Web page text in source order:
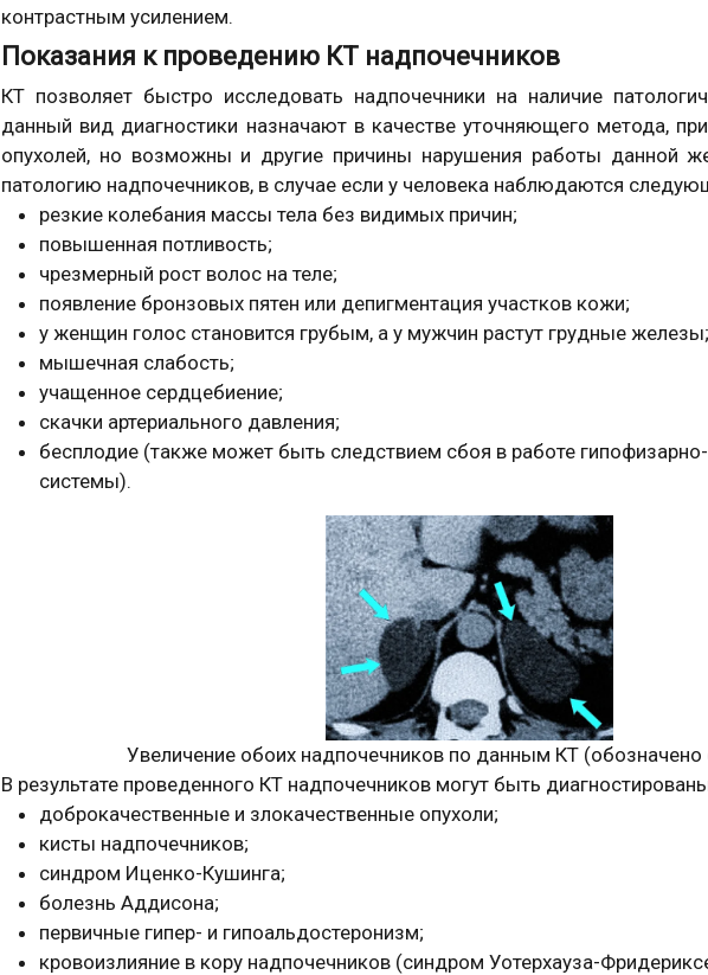
контрастным усилением.
Показания к проведению КТ надпочечников
КТ позволяет быстро исследовать надпочечники на наличие
данный вид диагностики назначают в качестве уточняющего метода,
опухолей, но возможны и другие причины нарушения работы данной
патологию надпочечников, в случае если у человека наблюдаются
резкие колебания массы тела без видимых причин;
повышенная потливость;
чрезмерный рост волос на теле;
появление бронзовых пятен или депигментация участков кожи;
у женщин голос становится грубым, а у мужчин растут грудные железы;
мышечная слабость;
учащенное сердцебиение;
скачки артериального давления;
бесплодие (также может быть следствием сбоя в работе
системы).
Увеличение обоих надпочечников по данным КТ (обозначено
В результате проведенного КТ надпочечников могут быть
доброкачественные и злокачественные опухоли;
кисты надпочечников;
синдром Иценко-Кушинга;
болезнь Аддисона;
первичные гипер- и гипоальдостеронизм;
кровоизлияние в кору надпочечников (синдром Уотерхауза-